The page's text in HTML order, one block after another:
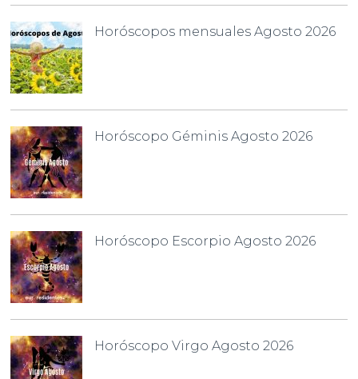
Horóscopos mensuales Agosto 2026
Horóscopo Géminis Agosto 2026
Horóscopo Escorpio Agosto 2026
Horóscopo Virgo Agosto 2026